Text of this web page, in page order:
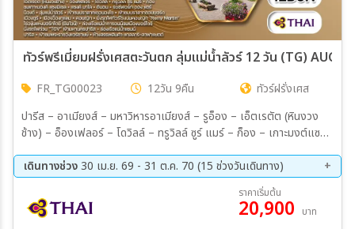
ถึงวันที่
เฉพาะเดือน
เฉพาะเทศกาล
ทัวร์พรีเมี่ยมฝรั่งเศสตะวันตก ลุ่มแม่น้ำลัวร์ 12 วัน (TG) AUG
FR_TG00023 12วัน 9คืน
ทัวร์ฝรั่งเศส
ปารีส – อาเมียงส์ – มหาวิหารอาเมียงส์ – รูอ็อง – เอ็ตเรตัต (หินงวง
ช้าง) – อ็องเฟลอร์ – โดวิลล์ – ทรูวิลล์ ซูร์ แมร์ – ก็อง – เกาะมงต์แซงต์
ลัวร์ – ปราสาทเชอนองโซ – ปราสาทชอมบอร์ด - ล่องเรือแม่น้ำการอนน์
– ไร่องุ่นบอร์กโดซ์ – เมืองเก่าบอร์กโดซ์ – ปารีส – ล่องเรือแม่น้ำแซนน์ –
จัตุรัสคองคอร์ด – Les Invalides – ชองป์เอลิเซ่ – ประตูชัย – จัตุรัส
ทรอคาเดโร – หอไอเฟล – พระราชวังแวร์ซายส์ – ห้างแกลลารี ลา
เดินทางช่วง30 เม.ย. 69 - 31 ต.ค. 70 (15 ช่วงวันเดินทาง)
01 ต.ค. 69 - 12 ต.ค. 69
16 ต.ค. 69 - 27 ต.ค. 69
11 พ.ย. 69 - 22 พ.ย. 69
24 ธ.ค. 69 - 04 ม.ค. 70
10 ก.พ. 70 - 21 ก.พ. 70
ราคาเริ่มต้น
20,900 บาท